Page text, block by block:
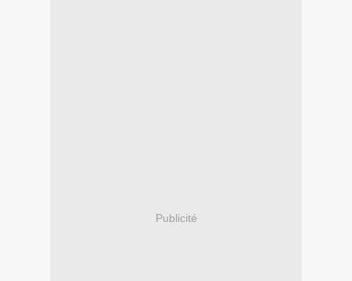
Publicité